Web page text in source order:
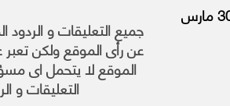
الثلاثاء, 17 شعبان 1442 هجريا, 30 مارس
جميع التعليقات و الردود
عن رأى الموقع ولكن تعبر
الموقع لا يتحمل اى
التعليقات و